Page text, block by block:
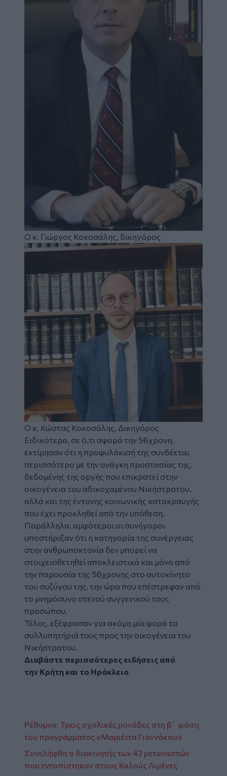
Ο κ. Γιώργος Κοκοσάλης, δικηγόρος
Image
Ο κ. Κώστας Κοκοσάλης, Δικηγόρος
Ειδικότερα, σε ό,τι αφορά την 56χρονη,
εκτίμησαν ότι η προφυλάκισή της συνδέεται
περισσότερο με την ανάγκη προστασίας της,
δεδομένης της οργής που επικρατεί στην
οικογένεια του αδικοχαμένου Νικήστρατου,
αλλά και της έντονης κοινωνικής κατακραυγής
που έχει προκληθεί από την υπόθεση.
Παράλληλα, αμφότεροι οι συνήγοροι
υποστήριξαν ότι η κατηγορία της συνέργειας
στην ανθρωποκτονία δεν μπορεί να
στοιχειοθετηθεί αποκλειστικά και μόνο από
την παρουσία της 56χρονης στο αυτοκίνητο
του συζύγου της, την ώρα που επέστρεφαν από
το μνημόσυνο στενού συγγενικού τους
προσώπου.
Τέλος, εξέφρασαν για ακόμη μία φορά τα
συλλυπητήριά τους προς την οικογένεια του
Νικήστρατου.
Διαβάστε περισσότερες ειδήσεις από
την Κρήτη και το Ηράκλειο
Ρέθυμνο: Τρεις σχολικές μονάδες στη β΄ φάση
του προγράμματος «Μαριέττα Γιαννάκου»
Συνελήφθη ο διακινητής των 42 μεταναστών
που εντοπίστηκαν στους Καλούς Λιμένες